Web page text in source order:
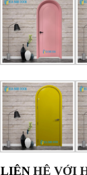
LIÊN HỆ VỚI